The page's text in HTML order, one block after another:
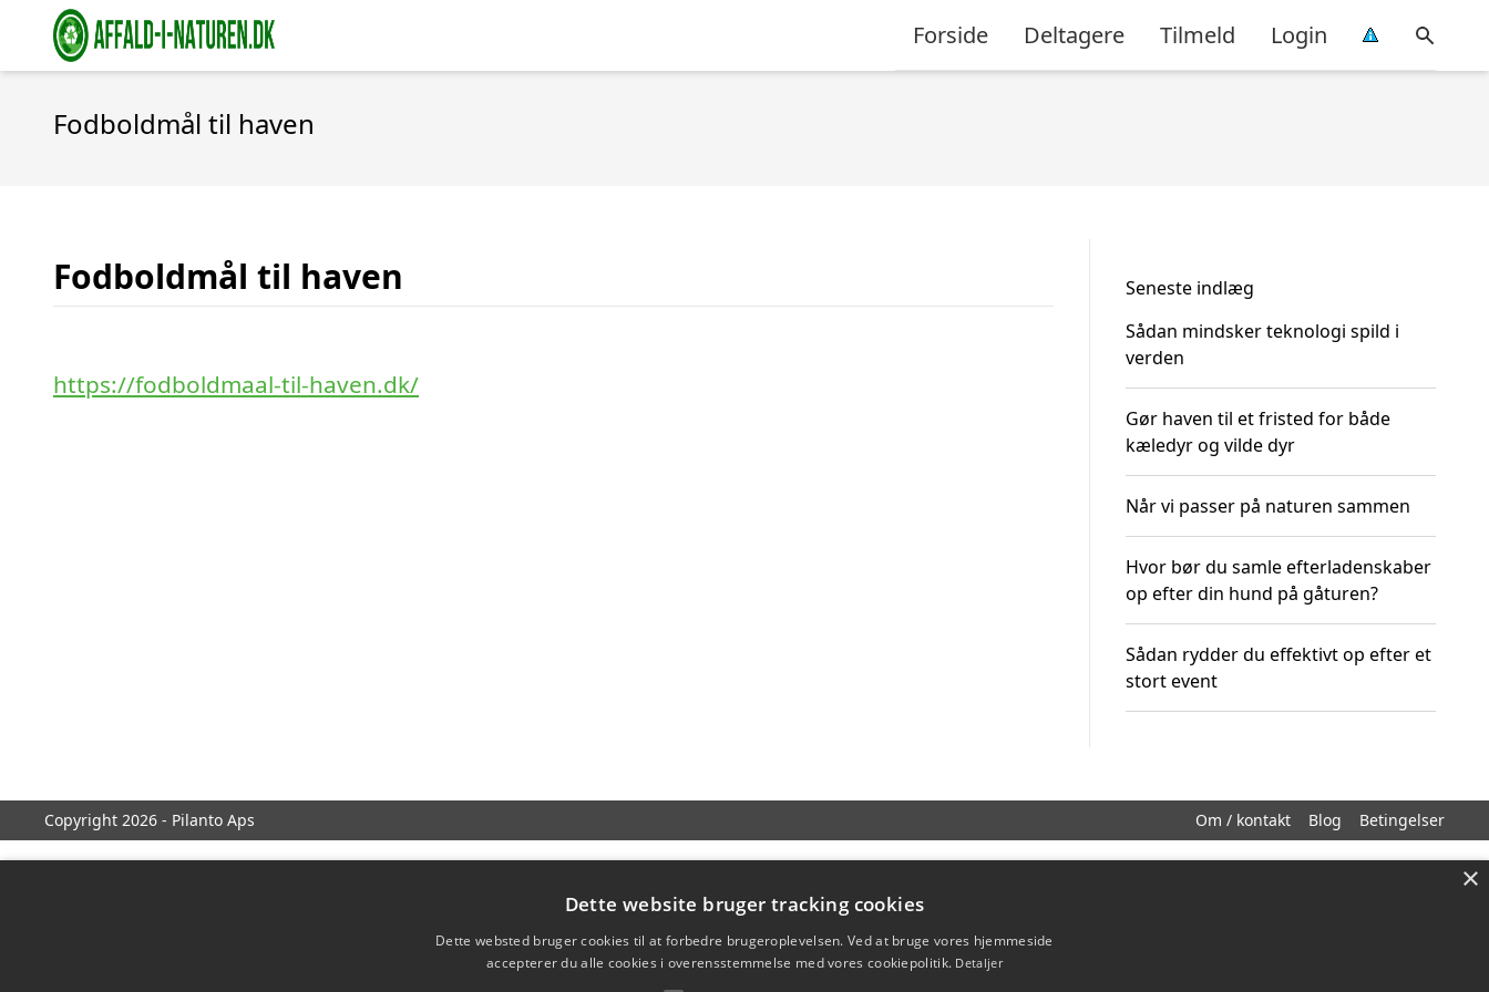
Forside Deltagere Tilmeld Login
Fodboldmål til haven
Fodboldmål til haven
https://fodboldmaal-til-haven.dk/
Seneste indlæg
Sådan mindsker teknologi spild i
verden
Gør haven til et fristed for både
kæledyr og vilde dyr
Når vi passer på naturen sammen
Hvor bør du samle efterladenskaber
op efter din hund på gåturen?
Sådan rydder du effektivt op efter et
stort event
Copyright 2026 - Pilanto Aps Om / kontakt Blog Betingelser
×
Dette website bruger tracking cookies
Dette websted bruger cookies til at forbedre brugeroplevelsen. Ved at bruge vores hjemmeside
accepterer du alle cookies i overensstemmelse med vores cookiepolitik. Detaljer